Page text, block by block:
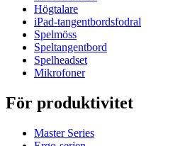
Högtalare
iPad-tangentbordsfodral
Spelmöss
Speltangentbord
Spelheadset
Mikrofoner
För produktivitet
Master Series